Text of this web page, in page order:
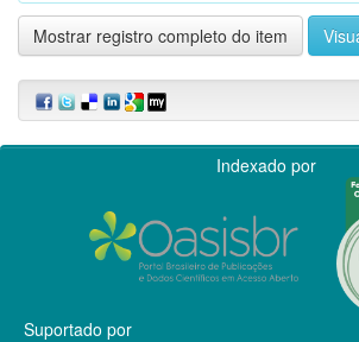
Mostrar registro completo do item
Indexado por
Suportado por